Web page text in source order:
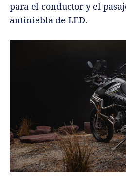
para el conductor y el
antiniebla de LED.